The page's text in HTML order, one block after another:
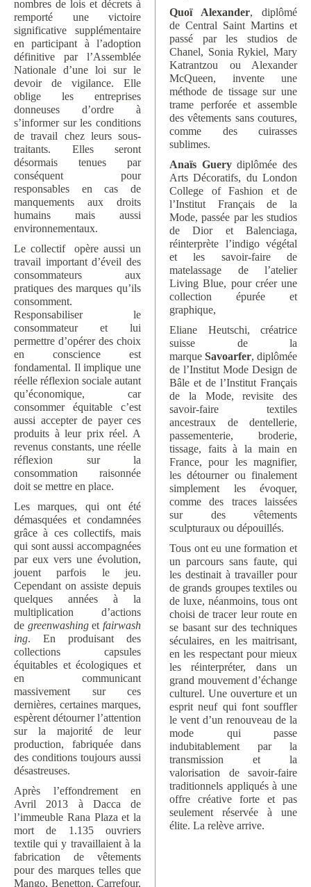
nombres de lois et décrets à
remporté une victoire
significative supplémentaire
en participant à l’adoption
définitive par l’Assemblée
Nationale d’une loi sur le
devoir de vigilance. Elle
oblige les entreprises
donneuses d’ordre à
s’informer sur les conditions
de travail chez leurs sous-
traitants. Elles seront
désormais tenues par
conséquent pour
responsables en cas de
manquements aux droits
humains mais aussi
environnementaux.
Le collectif opère aussi un
travail important d’éveil des
consommateurs aux
pratiques des marques qu’ils
consomment.
Responsabiliser le
consommateur et lui
permettre d’opérer des choix
en conscience est
fondamental. Il implique une
réelle réflexion sociale autant
qu’économique, car
consommer équitable c’est
aussi accepter de payer ces
produits à leur prix réel. A
revenus constants, une réelle
réflexion sur la
consommation raisonnée
doit se mettre en place.
Les marques, qui ont été
démasquées et condamnées
grâce à ces collectifs, mais
qui sont aussi accompagnées
par eux vers une évolution,
jouent parfois le jeu.
Cependant on assiste depuis
quelques années à la
multiplication d’actions
de greenwashingetfairwash
ing. En produisant des
collections capsules
équitables et écologiques et
en communicant
massivement sur ces
dernières, certaines marques,
espèrent détourner l’attention
sur la majorité de leur
production, fabriquée dans
des conditions toujours aussi
désastreuses.
Après l’effondrement en
Avril 2013 à Dacca de
l’immeuble Rana Plaza et la
mort de 1.135 ouvriers
textile qui y travaillaient à la
fabrication de vêtements
pour des marques telles que
Mango, Benetton, Carrefour,
Quoï Alexander, diplômé
de Central Saint Martins et
passé par les studios de
Chanel, Sonia Rykiel, Mary
Katrantzou ou Alexander
McQueen, invente une
méthode de tissage sur une
trame perforée et assemble
des vêtements sans coutures,
comme des cuirasses
sublimes.
Anaïs Guerydiplômée des
Arts Décoratifs, du London
College of Fashion et de
l’Institut Français de la
Mode, passée par les studios
de Dior et Balenciaga,
réinterprète l’indigo végétal
et les savoir-faire de
matelassage de l’atelier
Living Blue, pour créer une
collection épurée et
graphique,
Eliane Heutschi, créatrice
suisse de la
marque Savoarfer, diplômée
de l’Institut Mode Design de
Bâle et de l’Institut Français
de la Mode, revisite des
savoir-faire textiles
ancestraux de dentellerie,
passementerie, broderie,
tissage, faits à la main en
France, pour les magnifier,
les détourner ou finalement
simplement les évoquer,
comme des traces laissées
sur des vêtements
sculpturaux ou dépouillés.
Tous ont eu une formation et
un parcours sans faute, qui
les destinait à travailler pour
de grands groupes textiles ou
de luxe, néanmoins, tous ont
choisi de tracer leur route en
se basant sur des techniques
séculaires, en les maitrisant,
en les respectant pour mieux
les réinterpréter, dans un
grand mouvement d’échange
culturel. Une ouverture et un
esprit neuf qui font souffler
le vent d’un renouveau de la
mode qui passe
indubitablement par la
transmission et la
valorisation de savoir-faire
traditionnels appliqués à une
offre créative forte et pas
seulement réservée à une
élite. La relève arrive.